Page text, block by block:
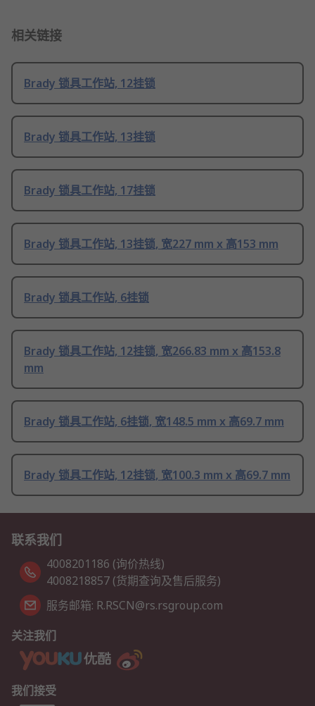
相关链接
Brady 锁具工作站, 12挂锁
Brady 锁具工作站, 13挂锁
Brady 锁具工作站, 17挂锁
Brady 锁具工作站, 13挂锁, 宽227 mm x 高153 mm
Brady 锁具工作站, 6挂锁
Brady 锁具工作站, 12挂锁, 宽266.83 mm x 高153.8
mm
Brady 锁具工作站, 6挂锁, 宽148.5 mm x 高69.7 mm
Brady 锁具工作站, 12挂锁, 宽100.3 mm x 高69.7 mm
联系我们
4008201186 (询价热线)
4008218857 (货期查询及售后服务)
服务邮箱: R.RSCN@rs.rsgroup.com
关注我们
我们接受